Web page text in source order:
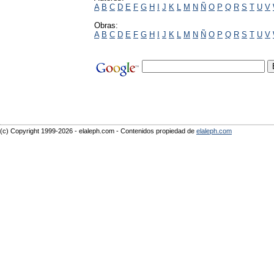
A B C D E F G H I J K L M N Ñ O P Q R S T U V
Obras:
A B C D E F G H I J K L M N Ñ O P Q R S T U V
(c) Copyright 1999-2026 - elaleph.com - Contenidos propiedad de elaleph.com